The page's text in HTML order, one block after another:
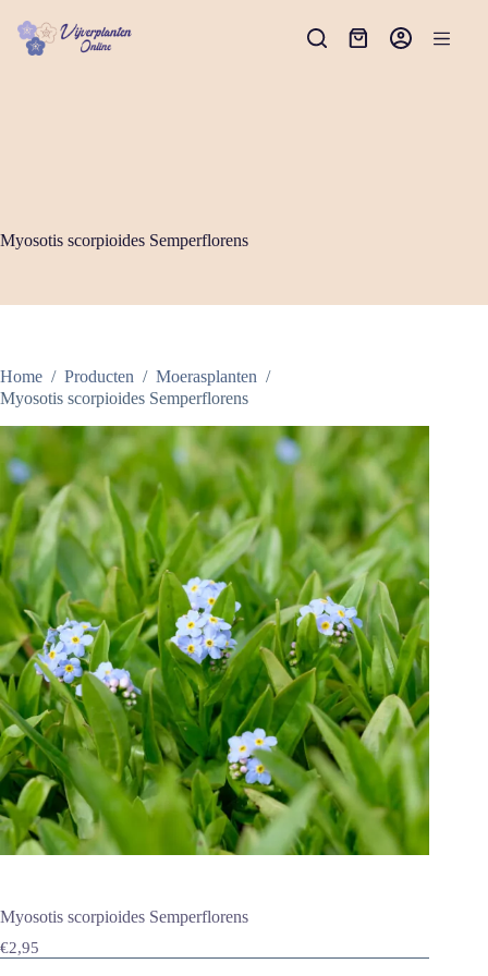
naar
Winkelwagen
Myosotis scorpioides Semperflorens
Home / Producten / Moerasplanten /
Myosotis scorpioides Semperflorens
Myosotis scorpioides Semperflorens
€2,95